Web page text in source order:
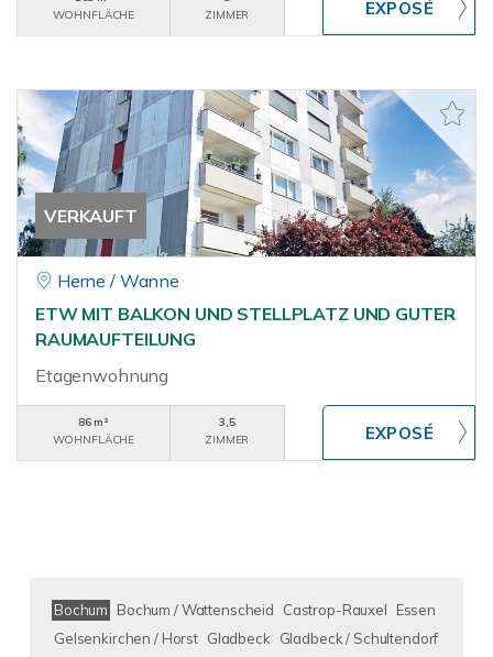
WOHNFLÄCHE
ZIMMER
VERKAUFT
Herne / Wanne
ETW MIT BALKON UND STELLPLATZ UND GUTER
RAUMAUFTEILUNG
Etagenwohnung
86 m²
WOHNFLÄCHE
3,5
ZIMMER
Bochum Bochum / Wattenscheid Castrop-Rauxel
Essen
Gelsenkirchen / Horst Gladbeck
Gladbeck / Schultendorf